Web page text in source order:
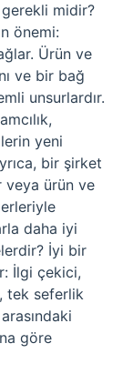
gerekli midir?
önemi:
Ürün ve
ve bir bağ
unsurlardır.
yeni
bir şirket
veya ürün ve
daha iyi
İyi bir
İlgi çekici,
tek seferlik
göre